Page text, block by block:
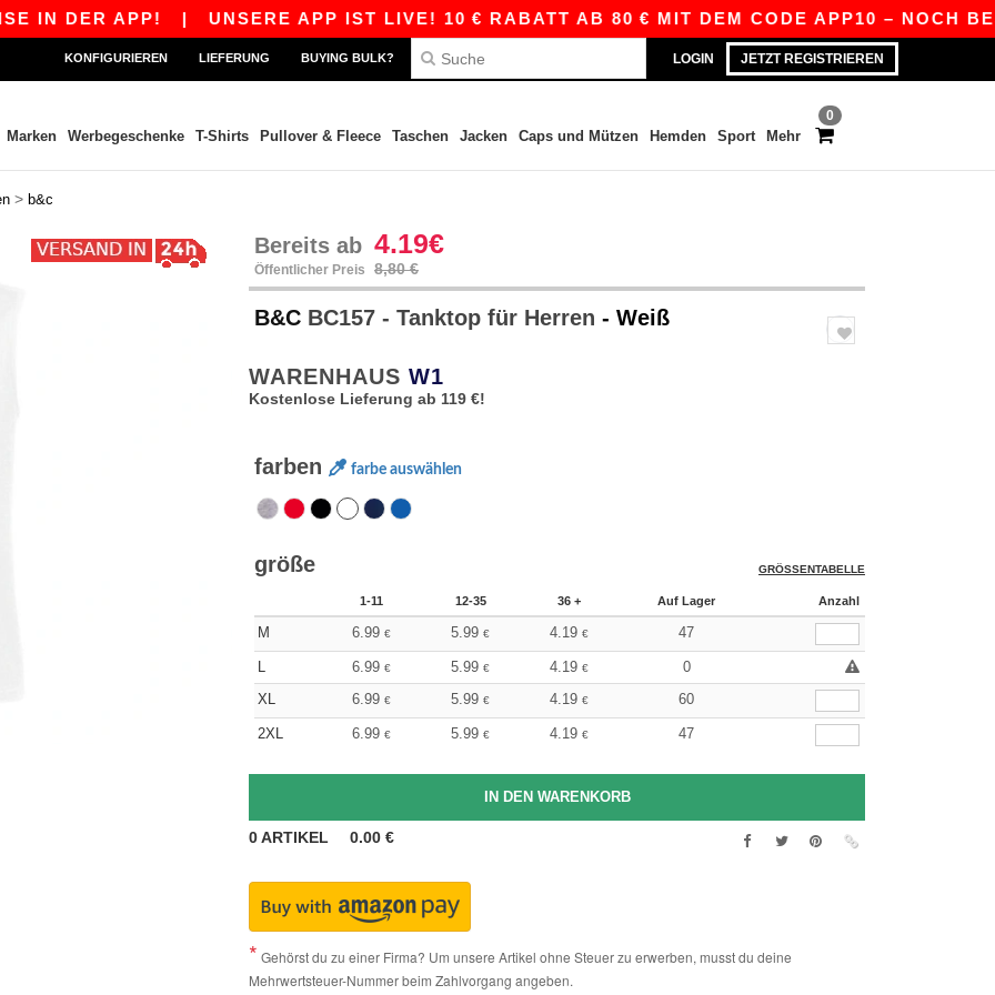
DER APP!|UNSERE APP IST LIVE! 10 € RABATT AB 80 € MIT DEM CODE APP10 – NOCH
LOGIN JETZT REGISTRIEREN
KONFIGURIEREN LIEFERUNG BUYING BULK?
0
Marken Werbegeschenke T-Shirts Pullover & Fleece Taschen Jacken Caps und Mützen Hemden Sport Mehr
> b&c
Bereits ab 4.19€
Öffentlicher Preis 8,80 €
B&C BC157 - Tanktop für Herren - Weiß
WARENHAUS W1
Kostenlose Lieferung ab 119 €!
farben farbe auswählen
größe GRÖSSENTABELLE
1-11 12-35 36 + Auf Lager Anzahl
M 6.99 € 5.99 € 4.19 € 47
L 6.99 € 5.99 € 4.19 €
0
XL
6.99 € 5.99 € 4.19 € 60
2XL 6.99 € 5.99 € 4.19 € 47
0ARTIKEL 0.00 €
Gehörst du zu einer Firma? Um unsere Artikel ohne Steuer zu erwerben, musst du deine
Mehrwertsteuer-Nummer beim Zahlvorgang angeben.